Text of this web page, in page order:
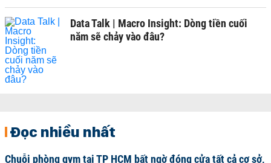
Data Talk | Macro Insight: Dòng tiền cuối
năm sẽ chảy vào đâu?
Đọc nhiều nhất
Chuỗi phòng gym tại TP HCM bất ngờ đóng cửa tất cả cơ sở,